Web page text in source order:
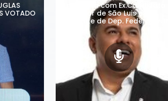
VOTADO
Entrevista com Ex.Candidato a
Veriador de São Luis e
Suplente de Dep. Federal Ivan